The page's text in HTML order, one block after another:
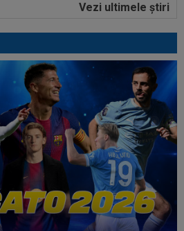
decizia în cazul lui Marian
a lui Nuno Campos,
după...
transferat de
în minutul 20...
Real Madrid l-a lăsat
de Darius Olaru, după
Gilloise
”DA”: 3.000.000 de euro!
Vezi ultimele ştiri